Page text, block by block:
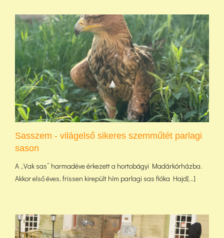
Sasszem - világelső sikeres szemműtét parlagi
sason
A „Vak sas” harmadéve érkezett a hortobágyi Madárkórházba.
Akkor első éves, frissen kirepült hím parlagi sas fióka Hajd[...]